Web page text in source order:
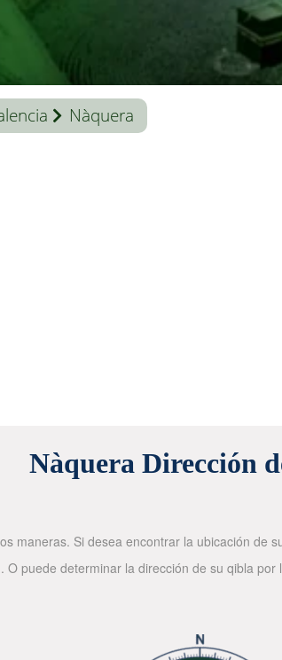
Nàquera
Nàquera Dirección
maneras. Si desea encontrar la ubicación de
puede determinar la dirección de su qibla